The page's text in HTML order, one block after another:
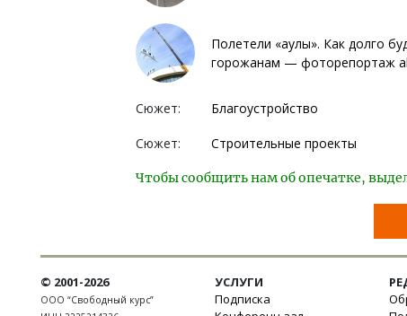
Полетели «аулы». Как долго
горожанам — фоторепортаж
Сюжет: Благоустройство
Сюжет: Строительные проекты
Чтобы сообщить нам об опечатке,
© 2001-2026
ООО “Свободный курс”
УСЛУГИ
Подписка